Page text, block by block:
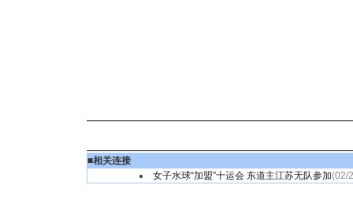
■相关连接
女子水球“加盟”十运会 东道主江苏无队参加(02/